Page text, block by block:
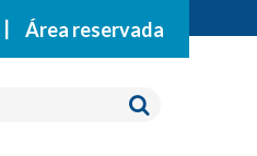
Área reservada